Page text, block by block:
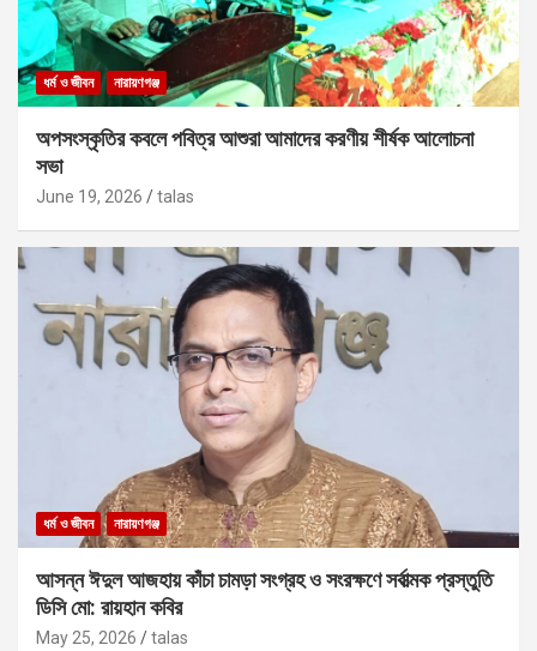
ধর্ম ও জীবন নারায়ণগঞ্জ
অপসংস্কৃতির কবলে পবিত্র আশুরা আমাদের করণীয় শীর্ষক আলোচনা
সভা
June 19, 2026 talas
ধর্ম ও জীবন নারায়ণগঞ্জ
আসন্ন ঈদুল আজহায় কাঁচা চামড়া সংগ্রহ ও সংরক্ষণে সর্বাত্মক প্রস্তুতি
ডিসি মো: রায়হান কবির
May 25, 2026 talas